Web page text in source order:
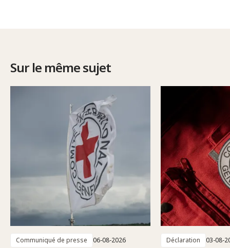
Sur le même sujet
Communiqué de presse 06-08-2026 Déclaration 03-08-